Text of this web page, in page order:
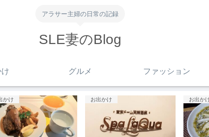
アラサー主婦の日常の記録
SLE妻のBlog
グルメ ファッション
メ お出かけ グルメ